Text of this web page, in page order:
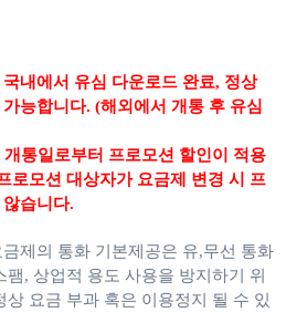
내에서 유심 다운로드 완료, 정상
능합니다. (해외에서 개통 후 유심
통일로부터 프로모션 할인이 적용
로모션 대상자가 요금제 변경 시 프
습니다.
제의 통화 기본제공은 유,무선 통화
팸, 상업적 용도 사용을 방지하기 위
요금 부과 혹은 이용정지 될 수 있